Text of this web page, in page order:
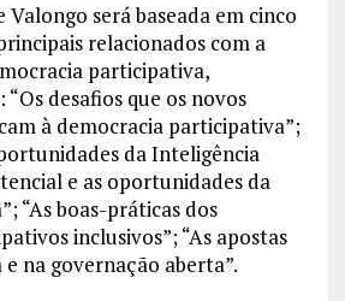
será baseada em cinco
relacionados com a
participativa,
desafios que os novos
à democracia participativa”;
da Inteligência
e as oportunidades da
“As boas-práticas dos
inclusivos”; “As apostas
na governação aberta”.